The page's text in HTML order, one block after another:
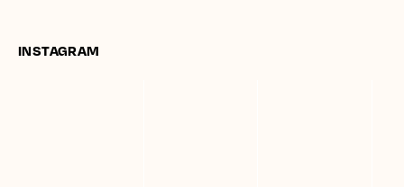
INSTAGRAM